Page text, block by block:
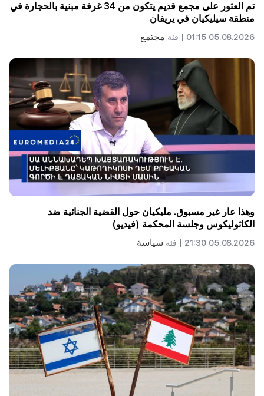
تم العثور على مجمع قديم يتكون من 34 غرفة مبنية بالحجارة في
منطقة سيليكيان في يريفان
05.08.2026 01:15 | فئة مجتمع
وهذا عار غير مسبوق. مليكيان حول القضية الجنائية ضد
الكاثوليكوس وجلسة المحكمة (فيديو)
05.08.2026 21:30 | فئة سياسة